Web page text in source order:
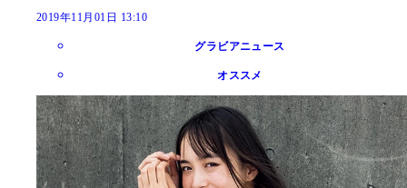
2019年11月01日 13:10
グラビアニュース
オススメ